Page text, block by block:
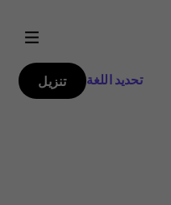
تحديد اللغة تنزيل